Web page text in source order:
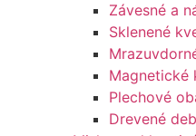
Závesné a
Sklenené
Magnetické
Plechové
Drevené